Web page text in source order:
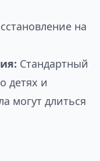
на
Стандартный
детях и
могут длиться